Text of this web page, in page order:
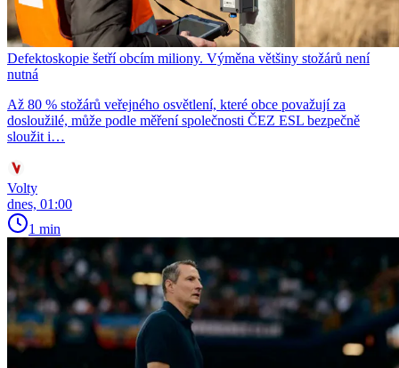
Defektoskopie šetří obcím miliony. Výměna většiny stožárů není
nutná
Až 80 % stožárů veřejného osvětlení, které obce považují za
dosloužilé, může podle měření společnosti ČEZ ESL bezpečně
sloužit i…
Volty
dnes, 01:00
1 min